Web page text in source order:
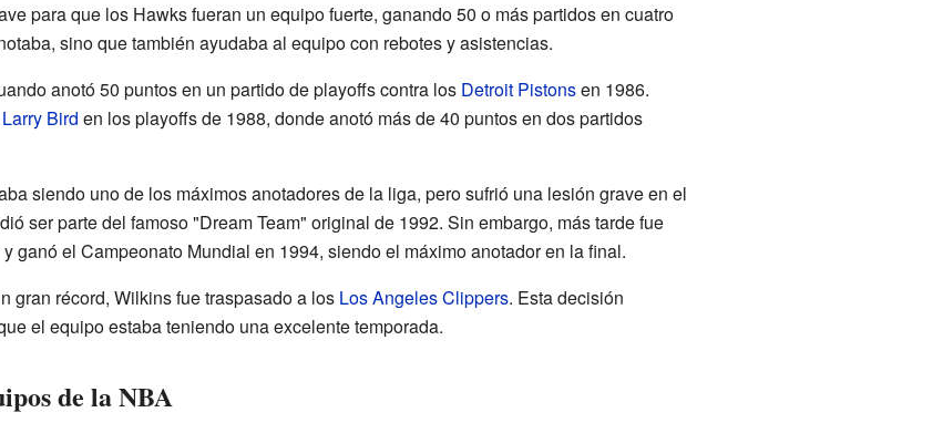
para que los Hawks fueran un equipo fuerte, ganando 50 o más partidos en cuatro
sino que también ayudaba al equipo con rebotes y asistencias.
anotó 50 puntos en un partido de playoffs contra los Detroit Pistonsen 1986.
Larry Bird en los playoffs de 1988, donde anotó más de 40 puntos en dos partidos
siendo uno de los máximos anotadores de la liga, pero sufrió una lesión grave en el
ser parte del famoso "Dream Team" original de 1992. Sin embargo, más tarde fue
ganó el Campeonato Mundial en 1994, siendo el máximo anotador en la final.
gran récord, Wilkins fue traspasado a los Los Angeles Clippers. Esta decisión
el equipo estaba teniendo una excelente temporada.
de la NBA